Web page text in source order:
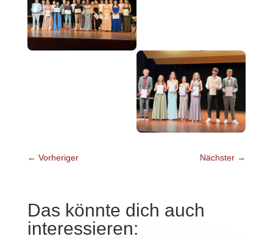
← Vorheriger Nächster →
Das könnte dich auch
interessieren: